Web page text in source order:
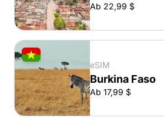
Ab 22,99 $
eSIM
Burkina Faso
Ab 17,99 $